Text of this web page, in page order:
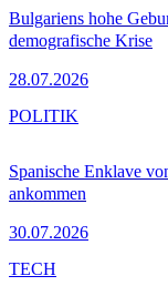
Bulgariens hohe
demografische Krise
28.07.2026
Spanische Enklave
ankommen
30.07.2026
POLITIK
TECH